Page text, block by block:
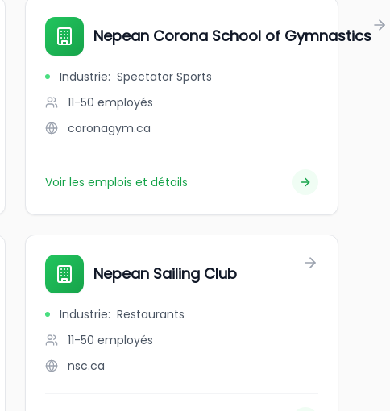
Nepean Corona School of Gymnastics
Industrie: Spectator Sports
11-50 employés
coronagym.ca
Voir les emplois et détails
Nepean Sailing Club
Industrie: Restaurants
11-50 employés
nsc.ca